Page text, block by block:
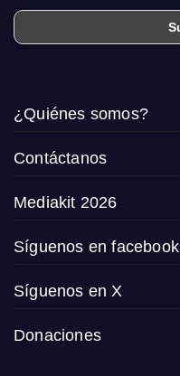
¿Quiénes somos?
Contáctanos
Mediakit 2026
Síguenos en facebook
Síguenos en X
Donaciones